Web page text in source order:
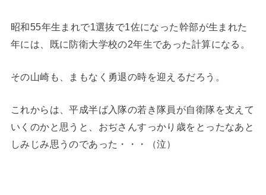
昭和55年生まれで1選抜で1佐になった幹部が生まれた
年には、既に防衛大学校の2年生であった計算になる。
その山崎も、まもなく勇退の時を迎えるだろう。
これからは、平成半ば入隊の若き隊員が自衛隊を支えて
いくのかと思うと、おぢさんすっかり歳をとったなあと
しみじみ思うのであった・・・（泣）